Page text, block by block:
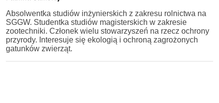
Absolwentka studiów inżynierskich z zakresu rolnictwa na
SGGW. Studentka studiów magisterskich w zakresie
zootechniki. Członek wielu stowarzyszeń na rzecz ochrony
przyrody. Interesuje się ekologią i ochroną zagrożonych
gatunków zwierząt.